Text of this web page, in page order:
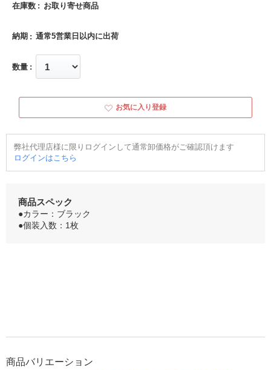
在庫数 お取り寄せ商品
納期 通常5営業日以内に出荷
数量
お気に入り登録
弊社代理店様に限りログインして通常卸価格がご確認頂けます
ログインはこちら
商品スペック
●カラー：ブラック
●個装入数：1枚
商品バリエーション